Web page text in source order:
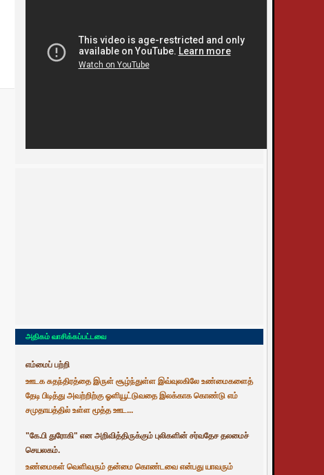
அதிகம் வாசிக்கப்பட்டவை
எம்மைப் பற்றி
ஊடக சுதந்திரத்தை இருள் சூழ்ந்துள்ள இவ்வுலகிலே உண்மைகளைத்
தேடி பிடித்து அவற்றிற்கு ஓளியூட்டுவதை இலக்காக கொண்டு எம்
சமுதாயத்தில் உள்ள மூத்த ஊட...
"கே.பி துரோகி" என அறிவித்திருக்கும் புலிகளின் சர்வதேச தலமைச்
செயலகம்.
உண்மைகள் வெளிவரும் தன்மை கொண்டவை என்பது யாவரும்